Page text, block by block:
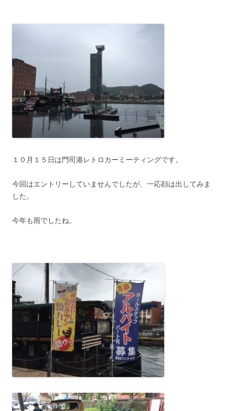
１０月１５日は門司港レトロカーミーティングです。
今回はエントリーしていませんでしたが、一応顔は出してみま
した。
今年も雨でしたね。